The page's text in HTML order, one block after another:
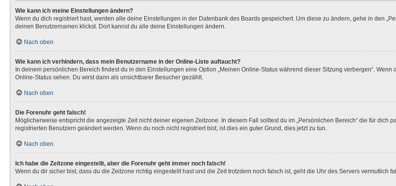
Wie kann ich meine Einstellungen ändern?
Wenn du dich registriert hast, werden alle deine Einstellungen in der Datenbank des Boards gespeichert. Um diese zu ändern, gehe in den
deinen Benutzernamen klickst. Dort kannst du alle deine Einstellungen ändern.
Nach oben
Wie kann ich verhindern, dass mein Benutzername in der Online-Liste auftaucht?
In deinem persönlichen Bereich findest du in den Einstellungen eine Option „Meinen Online-Status während dieser Sitzung verbergen“.
Online-Status sehen. Du wirst dann als unsichtbarer Besucher gezählt.
Nach oben
Die Forenuhr geht falsch!
Möglicherweise entspricht die angezeigte Zeit nicht deiner eigenen Zeitzone. In diesem Fall solltest du im „Persönlichen Bereich“ die für dich
registrierten Benutzern geändert werden. Wenn du noch nicht registriert bist, ist dies ein guter Grund, dies jetzt zu tun.
Nach oben
Ich habe die Zeitzone eingestellt, aber die Forenuhr geht immer noch falsch!
Wenn du dir sicher bist, dass du die Zeitzone richtig eingestellt hast und die Zeit trotzdem noch falsch ist, geht die Uhr des Servers vermutlich